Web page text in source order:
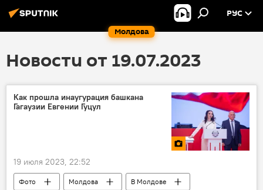
Молдова
РУС
Новости от 19.07.2023
Как прошла инаугурация башкана
Гагаузии Евгении Гуцул
19 июля 2023, 22:52
Фото Молдова
В Молдове